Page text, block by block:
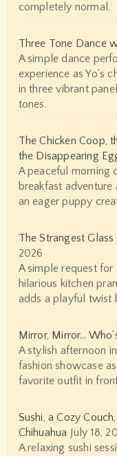
completely normal.
Three Tone Dance
A simple dance
experience as Yo's
in three vibrant
tones.
The Chicken Coop,
the Disappearing
A peaceful morning
breakfast adventure
an eager puppy
The Strangest
2026
A simple request
hilarious kitchen
adds a playful twist
Mirror, Mirror…
A stylish afternoon
fashion showcase
favorite outfit in
Sushi, a Cozy
Chihuahua July 18,
A relaxing sushi